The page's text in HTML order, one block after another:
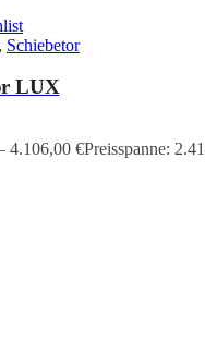
Schiebetor
LUX
4.106,00 €Preisspanne: